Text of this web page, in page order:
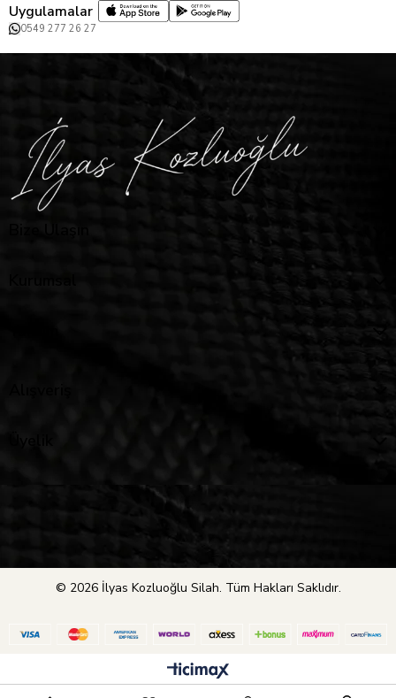
Uygulamalar
0549 277 26 27
© 2026 İlyas Kozluoğlu Silah. Tüm Hakları Saklıdır.